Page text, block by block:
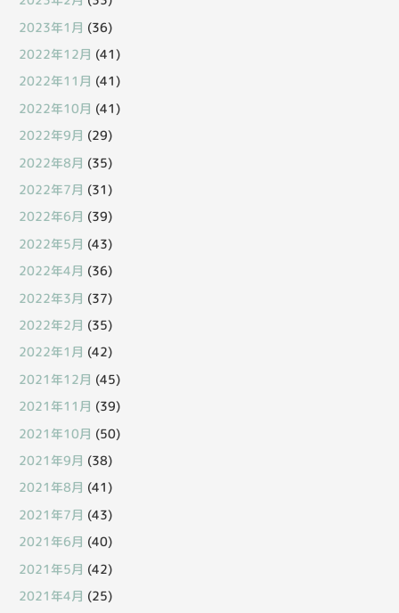
2023年1月 (36)
2022年12月 (41)
2022年11月 (41)
2022年10月 (41)
2022年9月 (29)
2022年8月 (35)
2022年7月 (31)
2022年6月 (39)
2022年5月 (43)
2022年4月 (36)
2022年3月 (37)
2022年2月 (35)
2022年1月 (42)
2021年12月 (45)
2021年11月 (39)
2021年10月 (50)
2021年9月 (38)
2021年8月 (41)
2021年7月 (43)
2021年6月 (40)
2021年5月 (42)
2021年4月 (25)